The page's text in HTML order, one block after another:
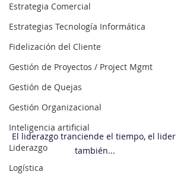
Estrategia Comercial
Estrategias Tecnología Informática
Fidelización del Cliente
Gestión de Proyectos / Project Mgmt
Gestión de Quejas
Gestión Organizacional
Inteligencia artificial
Liderazgo
Logística
El liderazgo tranciende el tiempo, el lider
también...